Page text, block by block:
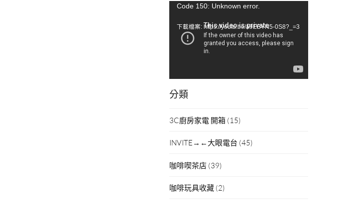
視Code 150: Unknown error.
下載檔案: https://youtu.be/a9EBYN5-0S8?_=3
分類
3C廚房家電 開箱 (15)
INVITE→←大眼電台 (45)
咖啡喫茶店 (39)
咖啡玩具收藏 (2)